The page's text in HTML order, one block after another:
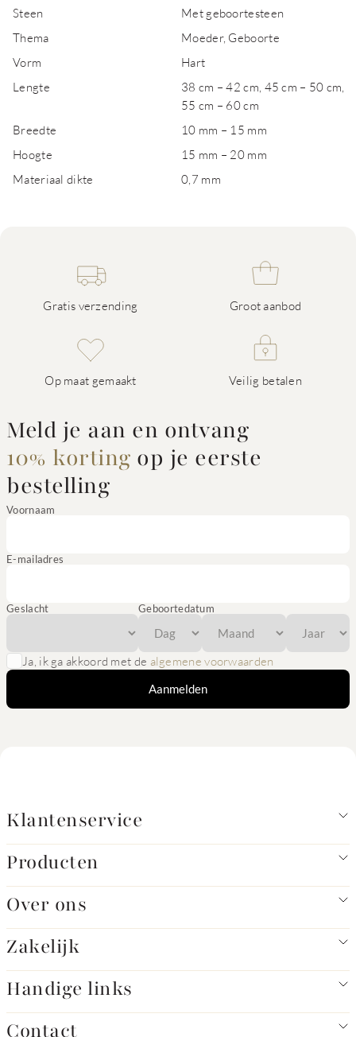
Steen
Met geboortesteen
Thema
Moeder, Geboorte
Vorm
Hart
Lengte
38 cm – 42 cm, 45 cm – 50 cm,
55 cm – 60 cm
Breedte
10 mm – 15 mm
Hoogte
15 mm – 20 mm
Materiaal dikte
0,7 mm
Gratis verzending Groot aanbod
Op maat gemaakt Veilig betalen
Meld je aan en ontvang
10% korting op je eerste
bestelling
Voornaam
E-mailadres
Geslacht Geboortedatum
Ja, ik ga akkoord met de algemene voorwaarden
Aanmelden
Klantenservice
Producten
Over ons
Zakelijk
Handige links
Contact